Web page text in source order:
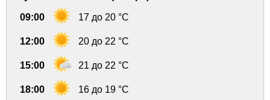
09:00 17 до 20 °C
12:00 20 до 22 °C
15:00 21 до 22 °C
18:00 16 до 19 °C